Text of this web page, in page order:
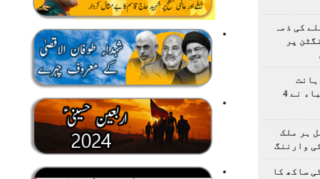
کی ذمہ
پر
اولمپیاڈ؛ ایرانی طلباء نے 4
ہر ملک
وارننگ
ساکھ کا